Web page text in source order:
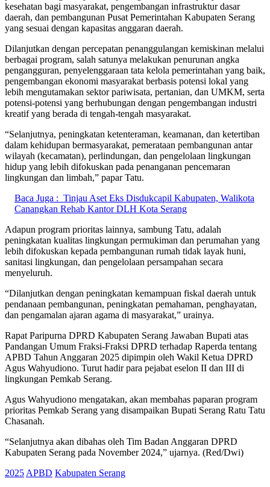
kesehatan bagi masyarakat, pengembangan infrastruktur dasar
daerah, dan pembangunan Pusat Pemerintahan Kabupaten Serang
yang sesuai dengan kapasitas anggaran daerah.
Dilanjutkan dengan percepatan penanggulangan kemiskinan melalui
berbagai program, salah satunya melakukan penurunan angka
pengangguran, penyelenggaraan tata kelola pemerintahan yang baik,
pengembangan ekonomi masyarakat berbasis potensi lokal yang
lebih mengutamakan sektor pariwisata, pertanian, dan UMKM, serta
potensi-potensi yang berhubungan dengan pengembangan industri
kreatif yang berada di tengah-tengah masyarakat.
“Selanjutnya, peningkatan ketenteraman, keamanan, dan ketertiban
dalam kehidupan bermasyarakat, pemerataan pembangunan antar
wilayah (kecamatan), perlindungan, dan pengelolaan lingkungan
hidup yang lebih difokuskan pada penanganan pencemaran
lingkungan dan limbah,” papar Tatu.
Baca Juga : Tinjau Aset Eks Disdukcapil Kabupaten, Walikota
Canangkan Rehab Kantor DLH Kota Serang
Adapun program prioritas lainnya, sambung Tatu, adalah
peningkatan kualitas lingkungan permukiman dan perumahan yang
lebih difokuskan kepada pembangunan rumah tidak layak huni,
sanitasi lingkungan, dan pengelolaan persampahan secara
menyeluruh.
“Dilanjutkan dengan peningkatan kemampuan fiskal daerah untuk
pendanaan pembangunan, peningkatan pemahaman, penghayatan,
dan pengamalan ajaran agama di masyarakat,” urainya.
Rapat Paripurna DPRD Kabupaten Serang Jawaban Bupati atas
Pandangan Umum Fraksi-Fraksi DPRD terhadap Raperda tentang
APBD Tahun Anggaran 2025 dipimpin oleh Wakil Ketua DPRD
Agus Wahyudiono. Turut hadir para pejabat eselon II dan III di
lingkungan Pemkab Serang.
Agus Wahyudiono mengatakan, akan membahas paparan program
prioritas Pemkab Serang yang disampaikan Bupati Serang Ratu Tatu
Chasanah.
“Selanjutnya akan dibahas oleh Tim Badan Anggaran DPRD
Kabupaten Serang pada November 2024,” ujarnya. (Red/Dwi)
2025 APBD Kabupaten Serang